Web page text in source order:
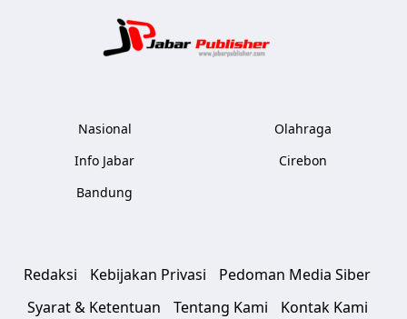
Nasional
Info Jabar
Bandung
Olahraga
Cirebon
Redaksi Kebijakan Privasi
Pedoman Media Siber
Syarat & Ketentuan
Tentang Kami Kontak Kami